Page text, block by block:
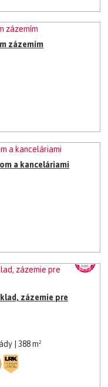
zázemím
a kanceláriami
zázemie pre
| 388 m²